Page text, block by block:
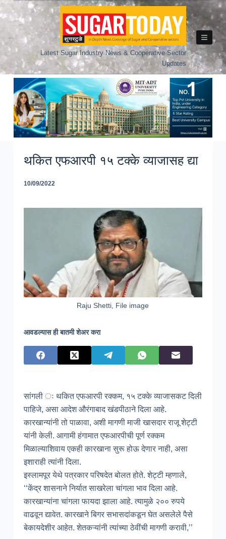
Skip
to
Latest Sugar Industry News & Cooperative Sector
Updates
थकित एफआरपी १५ टक्के व्याजासह द्या
10/09/2022
Raju Shetti, File image
आवडल्यास ही बातमी शेअर करा
सांगली ः थकित एफआरपी रक्कम, १५ टक्के व्याजासकट दिली
पाहिजे, असा आदेश औरंगाबाद खंडपीठाने दिला आहे.
कारखान्यांनी तो पाळावा, अशी मागणी माजी खासदार राजू शेट्टी
यांनी केली. आगामी हंगामात एफआरपीची पूर्ण रक्कम
मिळाल्याशिवाय एकही कारखाना सुरू होऊ देणार नाही, असा
इशाराही त्यांनी दिला.
इस्लामपूर येथे पत्रकार परिषदेत बोलत होते. शेट्टी म्हणाले,
‘‘केंद्र शासनाने निर्यात साखरेला चांगला भाव दिला आहे.
कारखान्यांना चांगला फायदा झाला आहे. त्यामुळे २०० रुपये
वाढवून द्यावेत. कारखाने बिगर सभासदांकडून घेत असलेले पैसे
बेकायदेशीर आहेत. शेतकऱ्यांनी त्यांच्या ठेवींची मागणी करावी,’’